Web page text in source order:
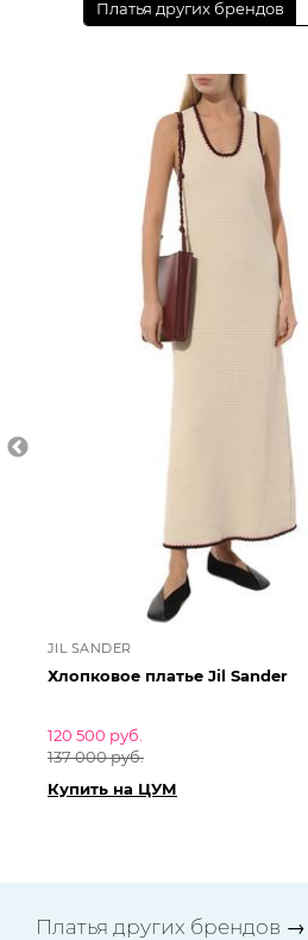
Платья других брендов
JIL SANDER
Хлопковое платье Jil Sander
120 500 руб.
137 000 руб.
Купить на ЦУМ
Платья других брендов →